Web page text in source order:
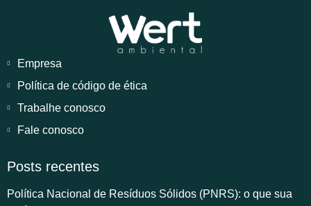
Empresa
Política de código de ética
Trabalhe conosco
Fale conosco
Posts recentes
Política Nacional de Resíduos Sólidos (PNRS): o que sua